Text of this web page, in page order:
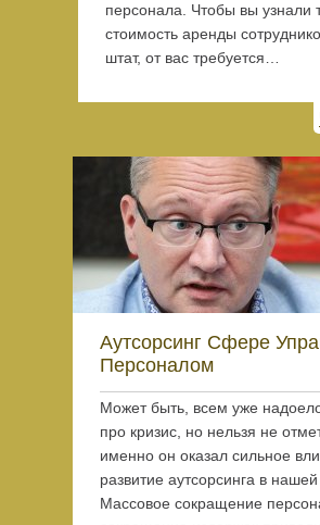
персонала. Чтобы вы узнали
стоимость аренды
штат, от вас требуется…
Аутсорсинг Сфере
Персоналом
Может быть, всем уже
про кризис, но нельзя не
именно он оказал сильное
развитие аутсорсинга в нашей
Массовое сокращение